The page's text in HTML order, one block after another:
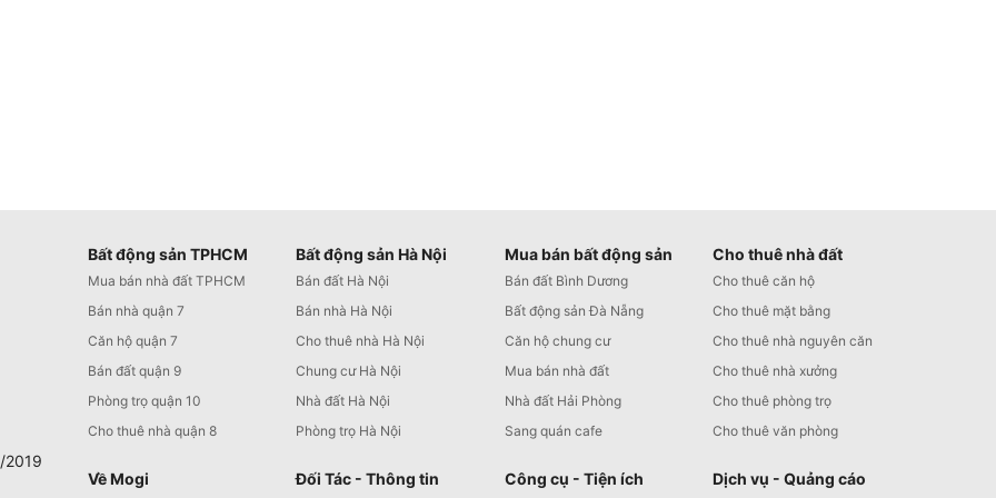
Bất động sản TPHCM
Mua bán nhà đất TPHCM
Bán nhà quận 7
Căn hộ quận 7
Bán đất quận 9
Phòng trọ quận 10
Cho thuê nhà quận 8
Bất động sản Hà Nội
Bán đất Hà Nội
Bán nhà Hà Nội
Cho thuê nhà Hà Nội
Chung cư Hà Nội
Nhà đất Hà Nội
Phòng trọ Hà Nội
Mua bán bất động sản
Bán đất Bình Dương
Bất động sản Đà Nẵng
Căn hộ chung cư
Mua bán nhà đất
Nhà đất Hải Phòng
Sang quán cafe
Cho thuê nhà đất
Cho thuê căn hộ
Cho thuê mặt bằng
Cho thuê nhà nguyên căn
Cho thuê nhà xưởng
Cho thuê phòng trọ
Cho thuê văn phòng
Về Mogi Đối Tác - Thông tin Công cụ - Tiện ích Dịch vụ - Quảng cáo
2019